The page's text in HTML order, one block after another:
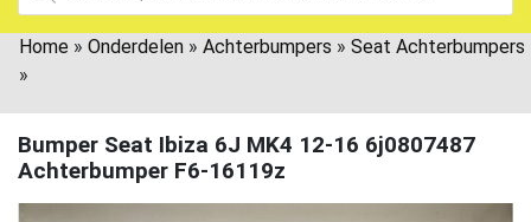
Home » Onderdelen » Achterbumpers » Seat Achterbumpers
»
Bumper Seat Ibiza 6J MK4 12-16 6j0807487
Achterbumper F6-16119z